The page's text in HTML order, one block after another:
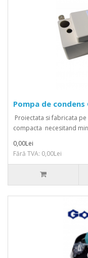
Pompa de
Proiectata si fabricata
compacta necesitand
0,00Lei
Fără TVA: 0,00Lei